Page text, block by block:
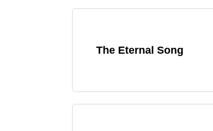
The Eternal Song